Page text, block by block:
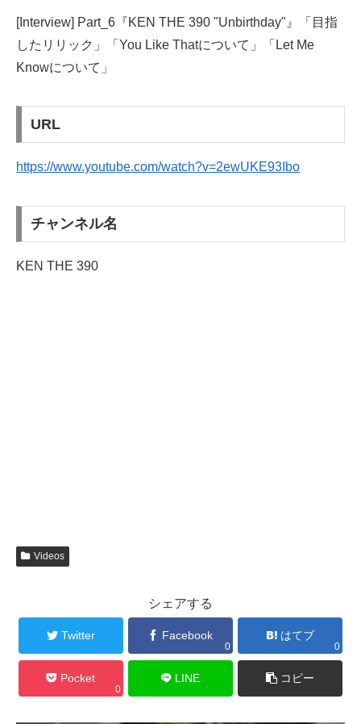
[Interview] Part_6『KEN THE 390 "Unbirthday"』「目指
したリリック」「You Like Thatについて」「Let Me
Knowについて」
URL
https://www.youtube.com/watch?v=2ewUKE93Ibo
チャンネル名
KEN THE 390
Videos
シェアする
Twitter Facebook
0
はてブ
0
Pocket
0
LINE コピー